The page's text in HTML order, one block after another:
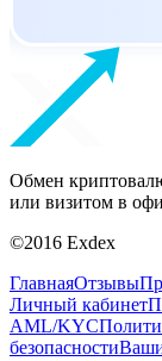
Обмен
или визитом в
©2016 Exdex
ГлавнаяОтзывы
Личный кабинет
AML/KYC
безопасности